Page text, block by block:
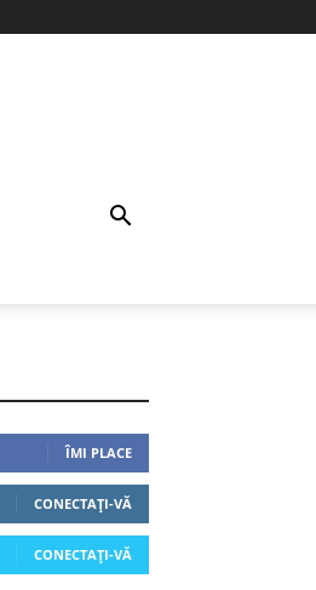
ÎMI PLACE
CONECTAȚI-VĂ
CONECTAȚI-VĂ